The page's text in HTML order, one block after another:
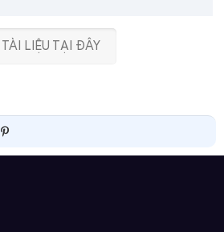
LIỆU TẠI ĐÂY